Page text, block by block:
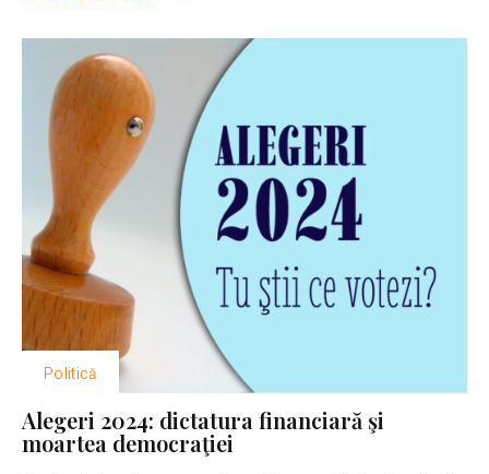
Politică
Alegeri 2024: dictatura financiară şi
moartea democraţiei